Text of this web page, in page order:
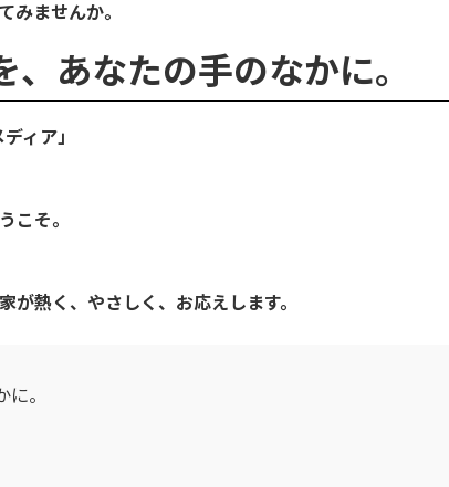
みませんか。
あなたの手のなかに。
ィア」
こそ。
熱く、やさしく、お応えします。
。